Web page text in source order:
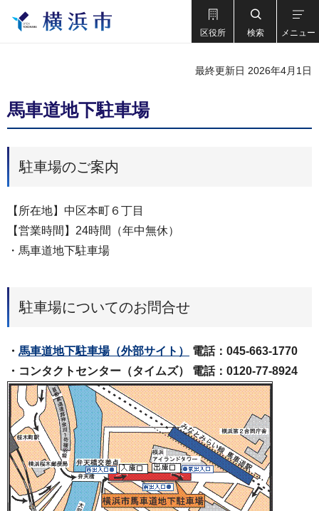
区役所 検索 メニュー
最終更新日 2026年4月1日
馬車道地下駐車場
駐車場のご案内
【所在地】中区本町６丁目
【営業時間】24時間（年中無休）
・馬車道地下駐車場
駐車場についてのお問合せ
・ 馬車道地下駐車場（外部サイト）
電話：045-663-1770
・コンタクトセンター（タイムズ） 電話：0120-77-8924